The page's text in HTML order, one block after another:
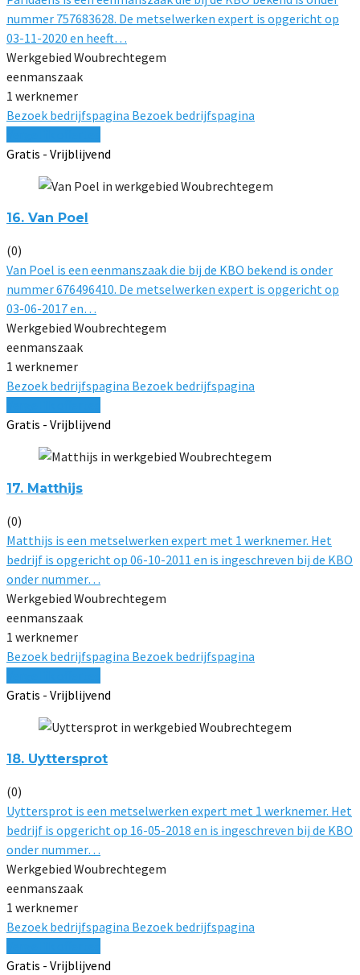
nummer 757683628. De metselwerken expert is opgericht op
03-11-2020 en heeft…
Werkgebied Woubrechtegem
eenmanszaak
1 werknemer
Bezoek bedrijfspagina Bezoek bedrijfspagina
Gratis - Vrijblijvend
16. Van Poel
(0)
Van Poel is een eenmanszaak die bij de KBO bekend is onder
nummer 676496410. De metselwerken expert is opgericht op
03-06-2017 en…
Werkgebied Woubrechtegem
eenmanszaak
1 werknemer
Bezoek bedrijfspagina Bezoek bedrijfspagina
Gratis - Vrijblijvend
17. Matthijs
(0)
Matthijs is een metselwerken expert met 1 werknemer. Het
bedrijf is opgericht op 06-10-2011 en is ingeschreven bij de KBO
onder nummer…
Werkgebied Woubrechtegem
eenmanszaak
1 werknemer
Bezoek bedrijfspagina Bezoek bedrijfspagina
Gratis - Vrijblijvend
18. Uyttersprot
(0)
Uyttersprot is een metselwerken expert met 1 werknemer. Het
bedrijf is opgericht op 16-05-2018 en is ingeschreven bij de KBO
onder nummer…
Werkgebied Woubrechtegem
eenmanszaak
1 werknemer
Bezoek bedrijfspagina Bezoek bedrijfspagina
Gratis - Vrijblijvend